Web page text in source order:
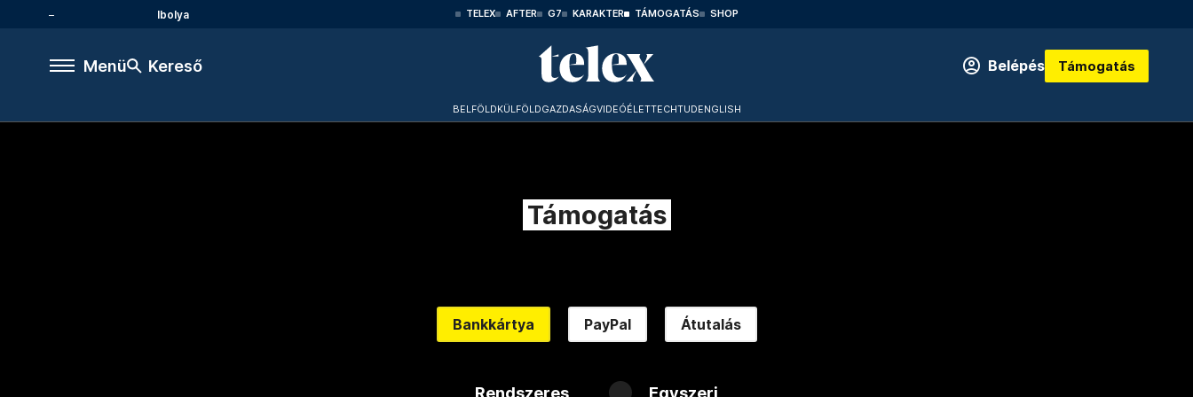
Ibolya TELEX AFTER G7 KARAKTER TÁMOGATÁS SHOP
Menü Kereső Belépés Támogatás
BELFÖLDKÜLFÖLDGAZDASÁGVIDEÓÉLETTECHTUDENGLISH
Támogatás
Bankkártya PayPal Átutalás
Rendszeres Egyszeri